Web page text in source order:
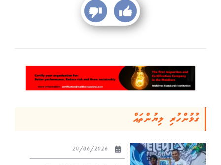
ގުޅުންހުރި ލިޔުންތައް